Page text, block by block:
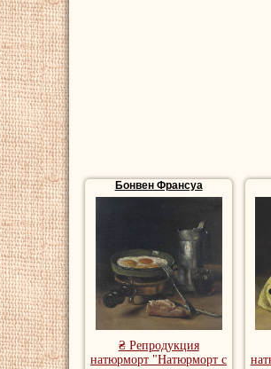
Бонвен Франсуа
₴ Репродукция
натюрморт "Натюрморт с